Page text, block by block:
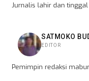
Jurnalis lahir dan tinggal
SATMOKO
EDITOR
Pemimpin redaksi